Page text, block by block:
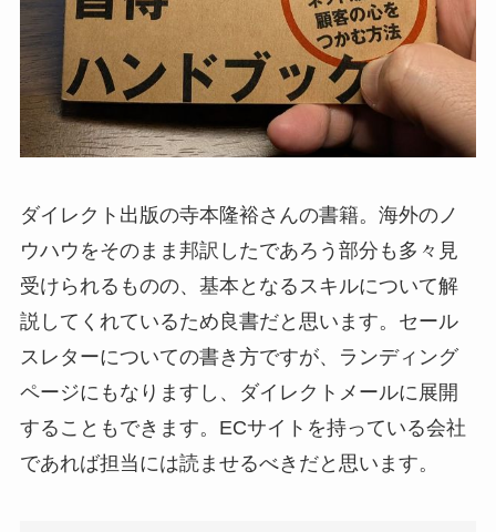
ダイレクト出版の寺本隆裕さんの書籍。海外のノ
ウハウをそのまま邦訳したであろう部分も多々見
受けられるものの、基本となるスキルについて解
説してくれているため良書だと思います。セール
スレターについての書き方ですが、ランディング
ページにもなりますし、ダイレクトメールに展開
することもできます。ECサイトを持っている会社
であれば担当には読ませるべきだと思います。